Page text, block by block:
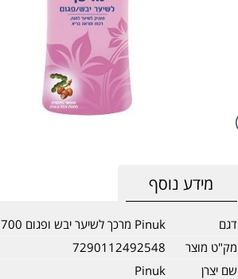
מידע נוסף
דגם
Pinuk מרכך לשיער יבש ופגום 700 מ"ל
מק"ט מוצר
7290112492548
שם יצרן
Pinuk